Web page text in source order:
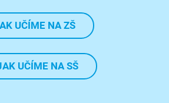
UČÍME NA ZŠ
UČÍME NA SŠ